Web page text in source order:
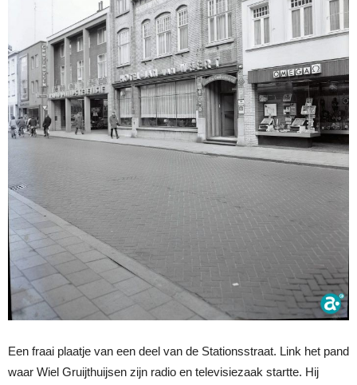
Een fraai plaatje van een deel van de Stationsstraat. Link het pand
waar Wiel Gruijthuijsen zijn radio en televisiezaak startte. Hij